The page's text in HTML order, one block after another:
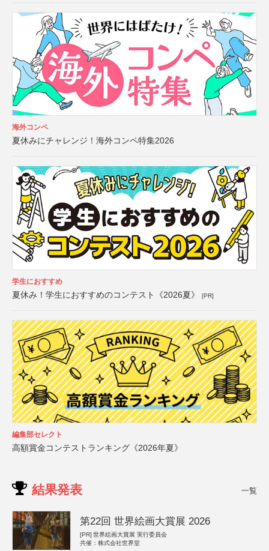
海外コンペ
夏休みにチャレンジ！海外コンペ特集2026
学生におすすめ
夏休み！学生におすすめのコンテスト《2026夏》 [PR]
編集部セレクト
高額賞金コンテストランキング《2026年夏》
結果発表 一覧
第22回 世界絵画大賞展 2026
[PR] 世界絵画大賞展 実行委員会
共催：株式会社世界堂